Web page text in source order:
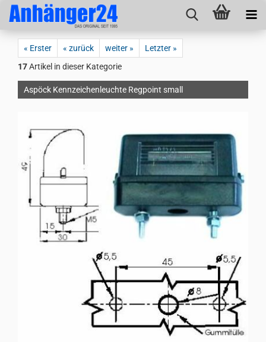
« Erster « zurück weiter »
Letzter »
17Artikel in dieser Kategorie
Aspöck Kennzeichenleuchte Regpoint small